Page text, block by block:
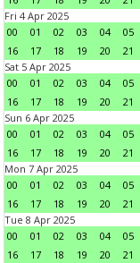
Fri 4 Apr 2025
00
01 02 03 04 05
16
17 18 19 20 21
Sat 5 Apr 2025
00
01 02 03 04 05
16
17 18 19 20 21
Sun 6 Apr 2025
00
01 02 03 04 05
16
17 18 19 20 21
Mon 7 Apr 2025
00
01 02 03 04 05
16
17 18 19 20 21
Tue 8 Apr 2025
00
01 02 03 04 05
16
17 18 19 20 21